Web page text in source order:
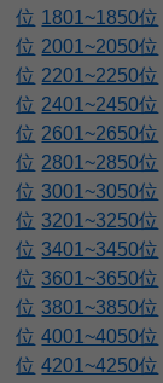
位 1801~1850位
位 2001~2050位
位 2201~2250位
位 2401~2450位
位 2601~2650位
位 2801~2850位
位 3001~3050位
位 3201~3250位
位 3401~3450位
位 3601~3650位
位 3801~3850位
位 4001~4050位
位 4201~4250位